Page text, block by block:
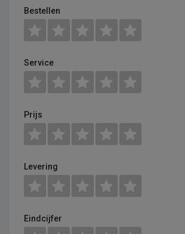
Bestellen
Service
Prijs
Levering
Eindcijfer